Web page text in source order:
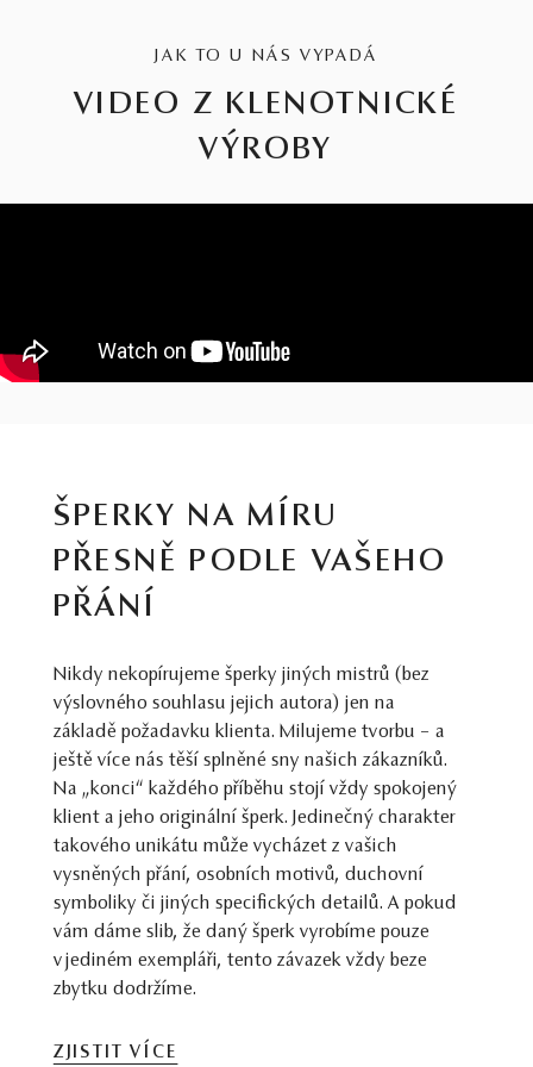
JAK TO U NÁS VYPADÁ
VIDEO Z KLENOTNICKÉ
VÝROBY
ŠPERKY NA MÍRU
PŘESNĚ PODLE VAŠEHO
PŘÁNÍ
Nikdy nekopírujeme šperky jiných mistrů (bez
výslovného souhlasu jejich autora) jen na
základě požadavku klienta. Milujeme tvorbu – a
ještě více nás těší splněné sny našich zákazníků.
Na „konci“ každého příběhu stojí vždy spokojený
klient a jeho originální šperk. Jedinečný charakter
takového unikátu může vycházet z vašich
vysněných přání, osobních motivů, duchovní
symboliky či jiných specifických detailů. A pokud
vám dáme slib, že daný šperk vyrobíme pouze
v jediném exempláři, tento závazek vždy beze
zbytku dodržíme.
ZJISTIT VÍCE